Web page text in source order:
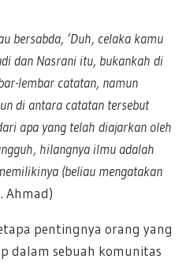
bersabda, ‘Duh, celaka kamu
dan Nasrani itu, bukankah di
lembar catatan, namun
di antara catatan tersebut
apa yang telah diajarkan oleh
hilangnya ilmu adalah
(beliau mengatakan
Ahmad)
pentingnya orang yang
dalam sebuah komunitas